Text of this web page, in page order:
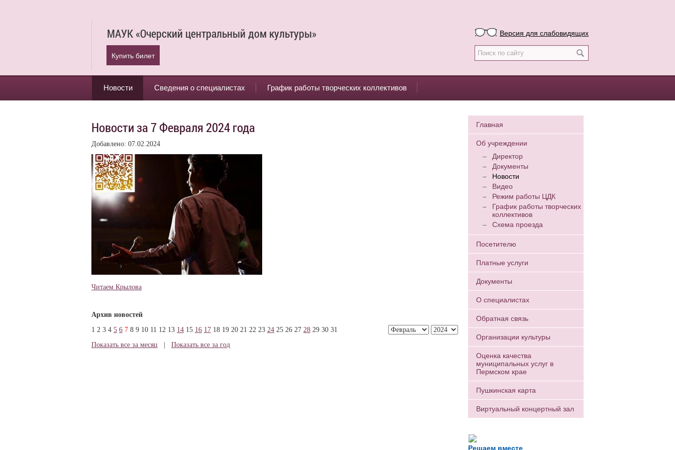
МАУК «Очерский центральный дом культуры»
Купить билет
Версия для слабовидящих
Новости Сведения о специалистах График работы творческих коллективов
Новости за 7 Февраля 2024 года
Добавлено: 07.02.2024
Читаем Крылова
Архив новостей
1 2 3 4 5 6 7 8 9 10 11 12 13 14 15 16 17 18 19 20 21 22 23 24 25 26 27 28 29 30 31
Показать все за месяц
Показать все за год
Главная
Об учреждении
Директор
Документы
Новости
Видео
Режим работы ЦДК
График работы творческих
коллективов
Схема проезда
Посетителю
Платные услуги
Документы
О специалистах
Обратная связь
Организации культуры
Оценка качества
муниципальных услуг в
Пермском крае
Пушкинская карта
Виртуальный концертный зал
Решаем вместе
Есть вопрос?
Напишите нам